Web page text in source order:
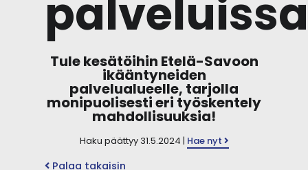
palveluissa
Tule kesätöihin Etelä-Savoon
ikääntyneiden
palvelualueelle, tarjolla
monipuolisesti eri työskentely
mahdollisuuksia!
Haku päättyy 31.5.2024 | Hae nyt
Palaa takaisin